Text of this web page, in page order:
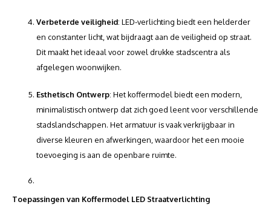
Verbeterde veiligheid: LED-verlichting biedt een helderder
en constanter licht, wat bijdraagt aan de veiligheid op straat.
Dit maakt het ideaal voor zowel drukke stadscentra als
afgelegen woonwijken.
Esthetisch Ontwerp: Het koffermodel biedt een modern,
minimalistisch ontwerp dat zich goed leent voor verschillende
stadslandschappen. Het armatuur is vaak verkrijgbaar in
diverse kleuren en afwerkingen, waardoor het een mooie
toevoeging is aan de openbare ruimte.
Toepassingen van Koffermodel LED Straatverlichting